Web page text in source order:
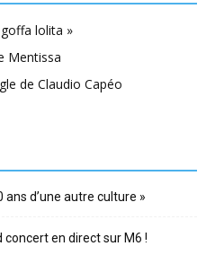
lolita »
Mentissa
de Claudio Capéo
ans d’une autre culture »
en direct sur M6 !